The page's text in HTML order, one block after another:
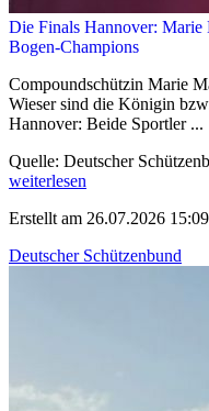
Die Finals Hannover:
Bogen-Champions
Compoundschützin Marie
Wieser sind die Königin
Hannover: Beide Sportler ...
Quelle: Deutscher
weiterlesen
Erstellt am 26.07.2026
Deutscher Schützenbund